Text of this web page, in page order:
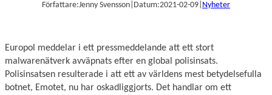
Författare:Jenny Svensson Datum:2021-02-09 Nyheter
Europol meddelar i ett pressmeddelande att ett stort
malwarenätverk avväpnats efter en global polisinsats.
Polisinsatsen resulterade i att ett av världens mest betydelsefulla
botnet, Emotet, nu har oskadliggjorts. Det handlar om ett